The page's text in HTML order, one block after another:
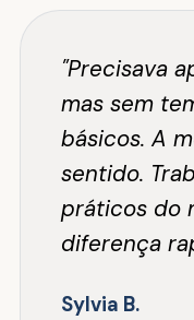
"Precisava
mas sem
básicos. A
sentido.
práticos do
diferença
Sylvia B.